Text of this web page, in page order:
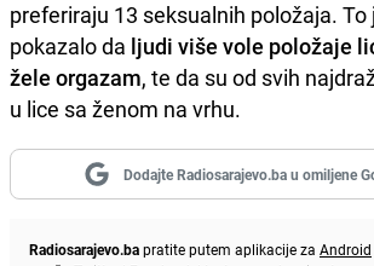
preferiraju 13 seksualnih položaja.
pokazalo da ljudi više vole položaje
žele orgazam, te da su od svih
u lice sa ženom na vrhu.
Dodajte Radiosarajevo.ba u omiljene
Radiosarajevo.bapratite putem aplikacije za Android